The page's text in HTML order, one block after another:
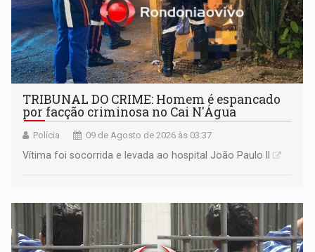
TRIBUNAL DO CRIME: Homem é espancado
por facção criminosa no Cai N'Água
Polícia 09 de Agosto de 2026 às 03:37
Vítima foi socorrida e levada ao hospital João Paulo II